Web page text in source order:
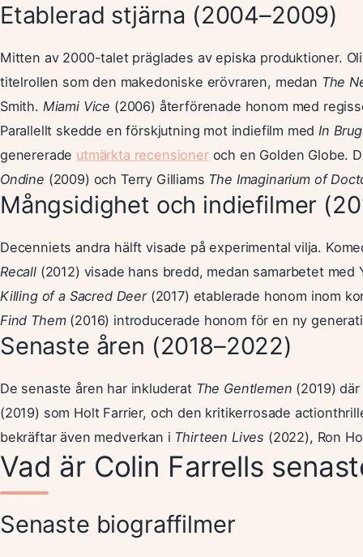
Etablerad stjärna (2004–2009)
Mitten av 2000-talet präglades av episka produktioner.
titelrollen som den makedoniske erövraren, medan The
Smith. Miami Vice (2006) återförenade honom med
Parallellt skedde en förskjutning mot indiefilm medIn
genererade utmärkta recensioneroch en Golden Globe.
Ondine (2009) och Terry Gilliams The Imaginarium of
Mångsidighet och indiefilmer
Decenniets andra hälft visade på experimental vilja.
Recall(2012) visade hans bredd, medan samarbetet med
Killing of a Sacred Deer(2017) etablerade honom inom
Find Them(2016) introducerade honom för en ny
Senaste åren (2018–2022)
De senaste åren har inkluderat The Gentlemen (2019)
(2019) som Holt Farrier, och den kritikerrosade
bekräftar även medverkan i Thirteen Lives (2022), Ron
Vad är Colin Farrells
Senaste biograffilmer